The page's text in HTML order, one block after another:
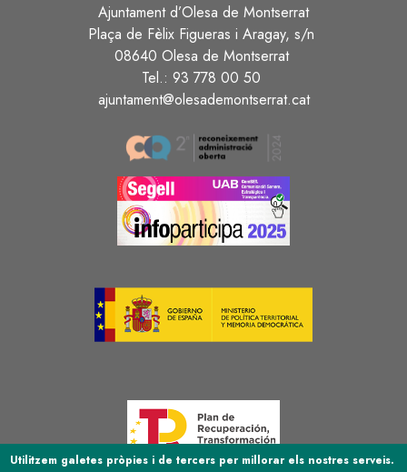
Ajuntament d’Olesa de Montserrat
Plaça de Fèlix Figueras i Aragay, s/n
08640 Olesa de Montserrat
Tel.: 93 778 00 50
ajuntament@olesademontserrat.cat
Image
Image
Utilitzem galetes pròpies i de tercers per millorar els nostres serveis.